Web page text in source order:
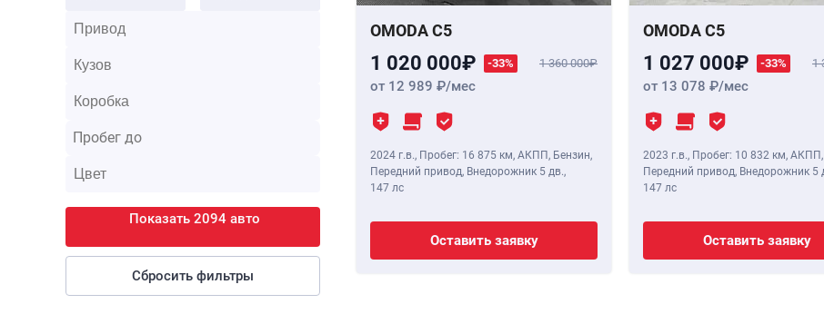
Показать 2094 авто
Сбросить фильтры
OMODA C5
1 020 000 -33% 1 360 000
от 12 989 /мес
2024 г.в., Пробег: 16 875 км, АКПП, Бензин,
Передний привод, Внедорожник 5 дв.,
147 лс
Оставить заявку
OMODA C5
1 027 000 -33% 1
от 13 078 /мес
2023 г.в., Пробег: 10 832 км, АКПП,
Передний привод, Внедорожник 5
147 лс
Оставить заявку